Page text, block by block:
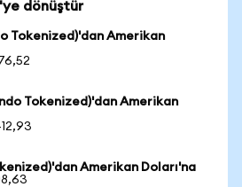
dönüştür
Tokenized)'dan Amerikan
Tokenized)'dan Amerikan
Amerikan Doları'na